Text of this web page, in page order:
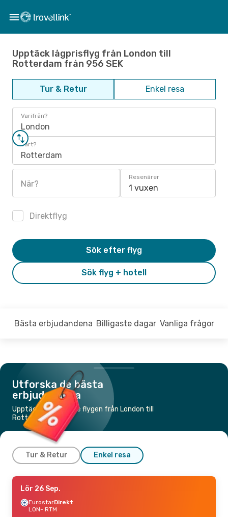
Upptäck lågprisflyg från London till
Rotterdam från 956 SEK
Tur & Retur Enkel resa
Varifrån?
London
Vart?
Rotterdam
När?
Resenärer
1 vuxen
Direktflyg
Sök flyg + hotell
Sök efter flyg
Bästa erbjudandena Billigaste dagar Vanliga frågor
Utforska de bästa
erbjudandena
Upptäck de billigaste flygen från London till
Rotterdam
Tur & Retur Enkel resa
Tors 13 Aug.
Transavia Airlines
LON- RTM
Lör 26 Sep.
EurostarDirekt
LON- RTM